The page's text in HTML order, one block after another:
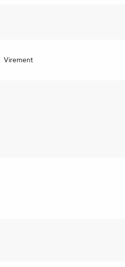
Virement